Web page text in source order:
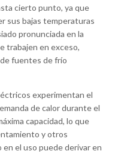
cierto punto, ya que
sus bajas temperaturas
pronunciada en la
trabajen en exceso,
fuentes de frío
experimentan el
de calor durante el
capacidad, lo que
y otros
el uso puede derivar en